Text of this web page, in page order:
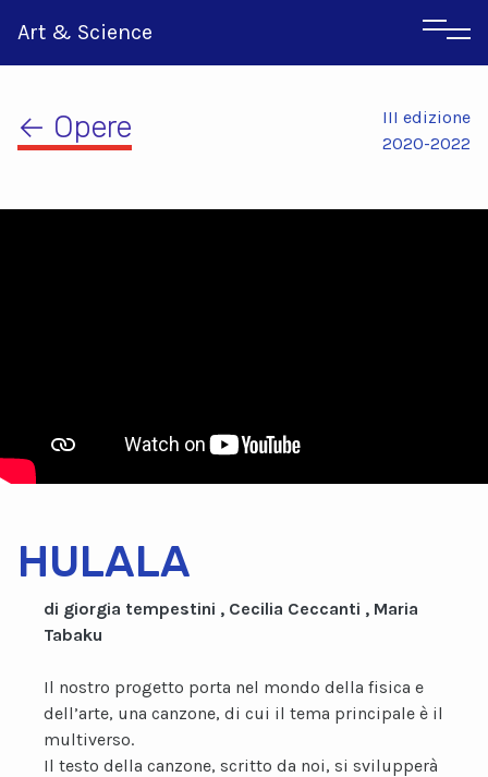
Art & Science
← Opere
III edizione
2020-2022
HULALA
di giorgia tempestini , Cecilia Ceccanti , Maria
Tabaku
Il nostro progetto porta nel mondo della fisica e
dell’arte, una canzone, di cui il tema principale è il
multiverso.
Il testo della canzone, scritto da noi, si svilupperà